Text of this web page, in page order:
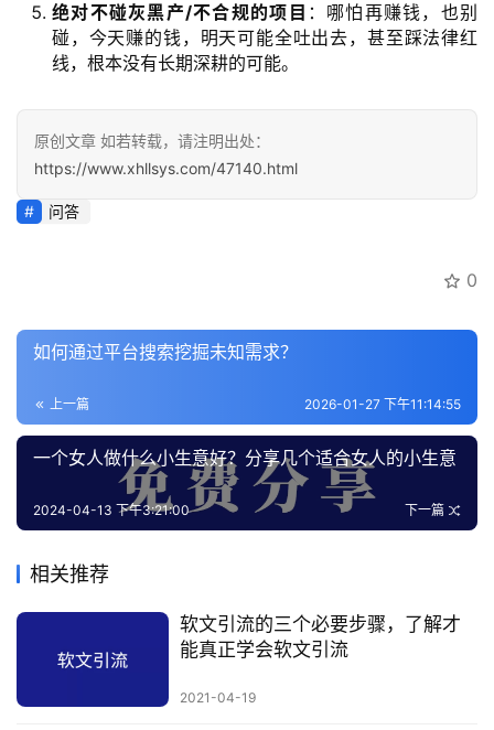
绝对不碰灰黑产/不合规的项目 ：哪怕再赚钱，也别
碰，今天赚的钱，明天可能全吐出去，甚至踩法律红
线，根本没有长期深耕的可能。
原创文章 如若转载，请注明出处：
https://www.xhllsys.com/47140.html
问答
0
如何通过平台搜索挖掘未知需求？
上一篇 2026-01-27 下午11:14:55
一个女人做什么小生意好？分享几个适合女人的小生意
下一篇
2024-04-13 下午3:21:00
相关推荐
软文引流的三个必要步骤，了解才
能真正学会软文引流
2021-04-19